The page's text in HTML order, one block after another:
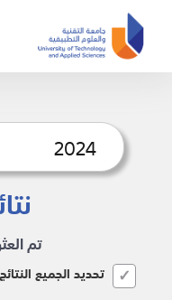
تم العثور
تحديد الجميع النتائج